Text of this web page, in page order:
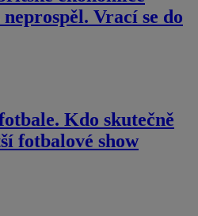
Vrací se do
Kdo skutečně
fotbalové show